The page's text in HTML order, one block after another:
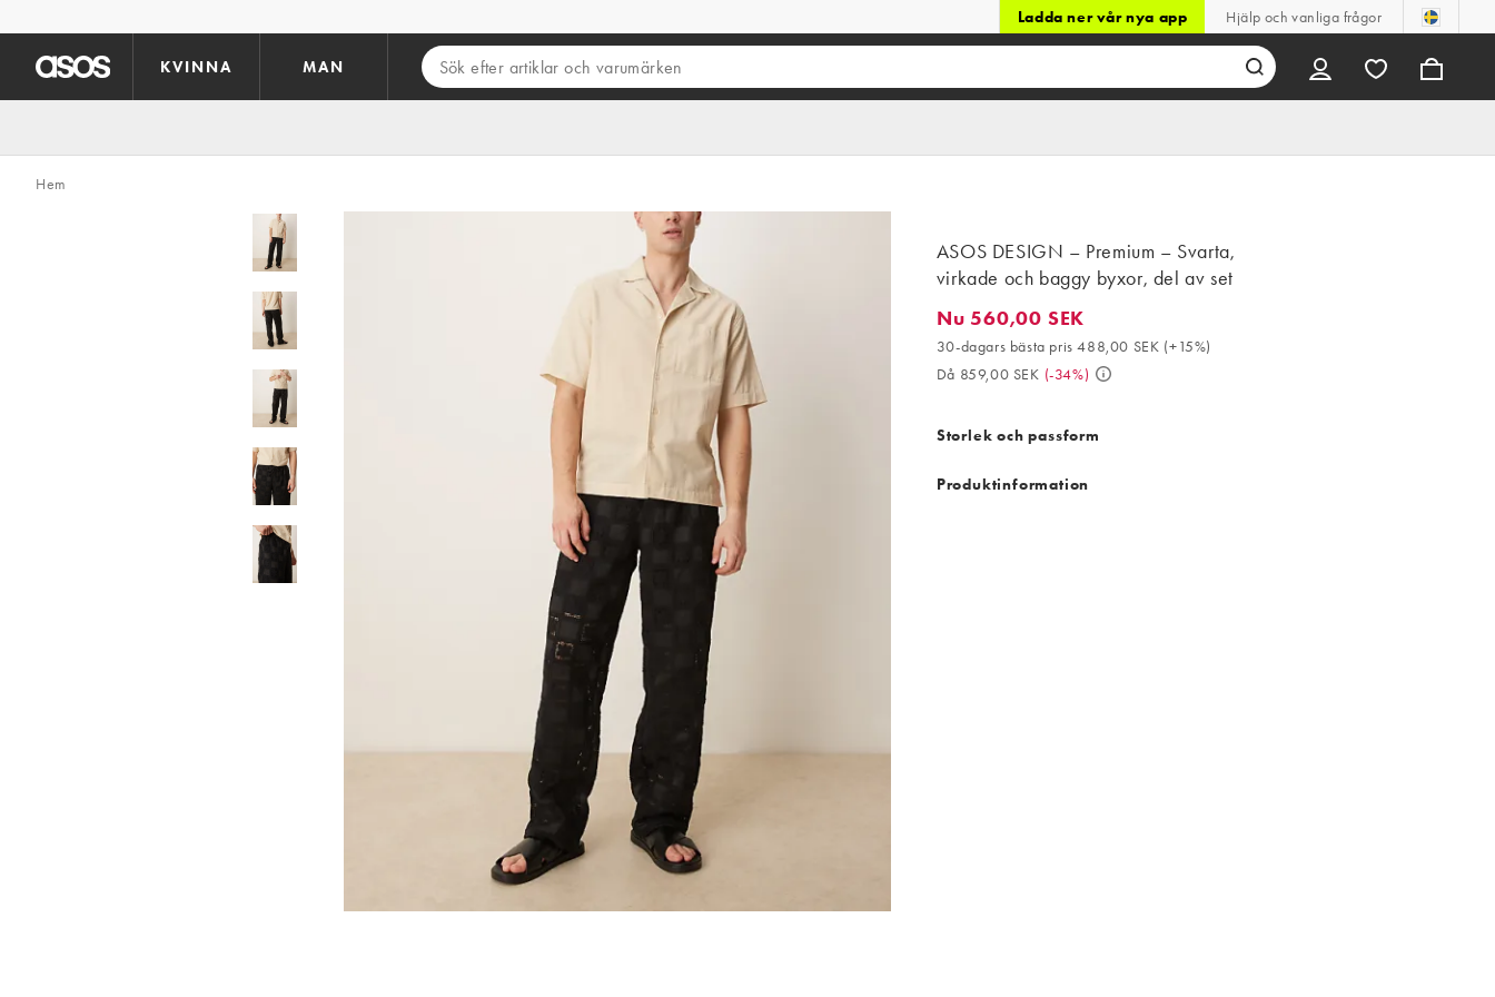
Ladda ner vår nya app Hjälp och vanliga frågor
KVINNA MAN
Hem
ASOS DESIGN – Premium – Svarta,
virkade och baggy byxor, del av set
Nu 560,00 SEK. 30-dagars bästa pris 488,00 SEK (+15%). Då 859,00
Nu 560,00 SEK
30-dagars bästa pris 488,00 SEK (+15%)
Då 859,00 SEK (-34%)
Storlek och passform
Produktinformation